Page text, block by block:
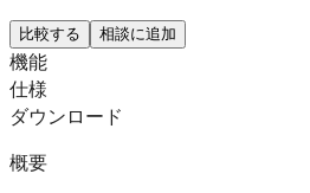
比較する 相談に追加
機能
仕様
ダウンロード
概要